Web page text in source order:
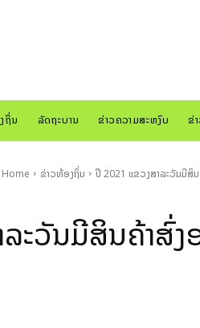
ຖິ່ນ ລັດຖະບານ ຂ່າວຄວາມສະຫງົບ ຂ່
Home ຂ່າວທ້ອງຖິ່ນ ປີ 2021 ແຂວງສາລະວັນມີສິ
ະວັນມີສິນຄ້າສົ່